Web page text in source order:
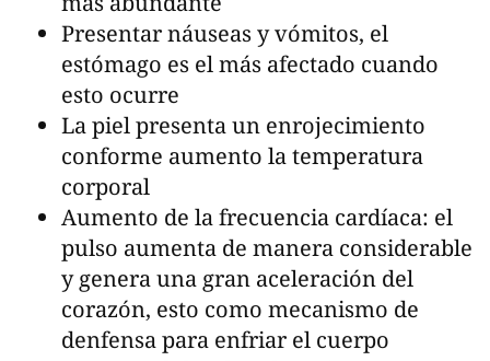
Presentar náuseas y vómitos, el
estómago es el más afectado cuando
esto ocurre
La piel presenta un enrojecimiento
conforme aumento la temperatura
corporal
Aumento de la frecuencia cardíaca: el
pulso aumenta de manera considerable
y genera una gran aceleración del
corazón, esto como mecanismo de
denfensa para enfriar el cuerpo